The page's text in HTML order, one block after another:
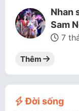
Nhan
Sam
7
Thêm
Đời sống